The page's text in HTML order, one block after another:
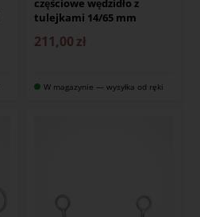
częściowe wędzidło z
tulejkami 14/65 mm
211,00 zł
W magazynie — wysyłka od ręki